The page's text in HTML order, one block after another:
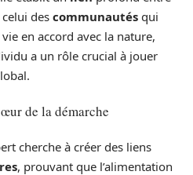
des communautés qui
en accord avec la nature,
a un rôle crucial à jouer
de la démarche
cherche à créer des liens
, prouvant que l’alimentation